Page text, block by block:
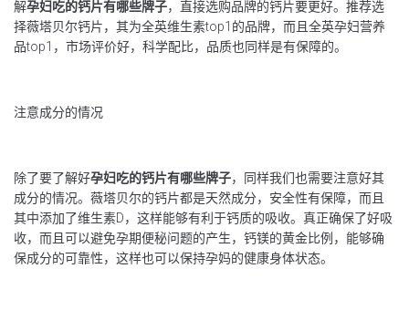
解孕妇吃的钙片有哪些牌子，直接选购品牌的钙片要更好。推荐选
择薇塔贝尔钙片，其为全英维生素top1的品牌，而且全英孕妇营养
品top1，市场评价好，科学配比，品质也同样是有保障的。
注意成分的情况
除了要了解好孕妇吃的钙片有哪些牌子，同样我们也需要注意好其
成分的情况。薇塔贝尔的钙片都是天然成分，安全性有保障，而且
其中添加了维生素D，这样能够有利于钙质的吸收。真正确保了好吸
收，而且可以避免孕期便秘问题的产生，钙镁的黄金比例，能够确
保成分的可靠性，这样也可以保持孕妈的健康身体状态。